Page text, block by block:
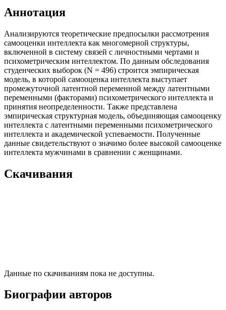
Аннотация
Анализируются теоретические предпосылки рассмотрения
самооценки интеллекта как многомерной структуры,
включенной в систему связей с личностными чертами и
психометрическим интеллектом. По данным обследования
студенческих выборок (N = 496) строится эмпирическая
модель, в которой самооценка интеллекта выступает
промежуточной латентной переменной между латентными
переменными (факторами) психометрического интеллекта и
принятия неопределенности. Также представлена
эмпирическая структурная модель, объединяющая самооценку
интеллекта с латентными переменными психометрического
интеллекта и академической успеваемости. Полученные
данные свидетельствуют о значимо более высокой самооценке
интеллекта мужчинами в сравнении с женщинами.
Скачивания
Данные по скачиваниям пока не доступны.
Биографии авторов